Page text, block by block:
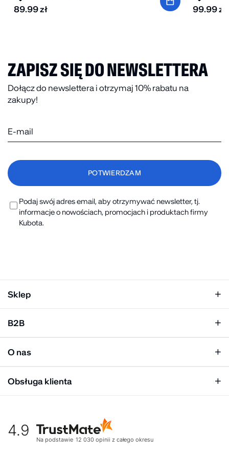
89.99zł 99.99zł
ZAPISZ SIĘ DO NEWSLETTERA
Dołącz do newslettera i otrzymaj 10% rabatu na
zakupy!
Podaj swój adres email, aby otrzymywać newsletter, tj.
informacje o nowościach, promocjach i produktach firmy
Kubota.
Sklep
Klapki męskie
Mężczyzna
B2B
Panel hurtowy
O nas
Biuro prasowe
Kultura organizacyjna
Rekrutujemy
Obsługa klienta
Warunki dostawy
Zwroty
4.9
Na podstawie 12 030 opinii z całego okresu